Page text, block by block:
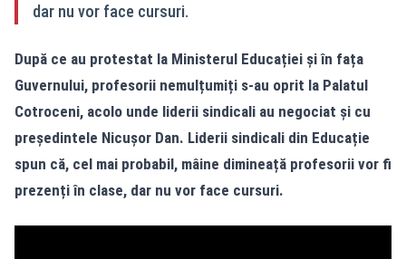
dar nu vor face cursuri.
După ce au protestat la Ministerul Educației și în fața
Guvernului, profesorii nemulțumiți s-au oprit la Palatul
Cotroceni, acolo unde liderii sindicali au negociat și cu
președintele Nicușor Dan. Liderii sindicali din Educație
spun că, cel mai probabil, mâine dimineață profesorii vor fi
prezenți în clase, dar nu vor face cursuri.